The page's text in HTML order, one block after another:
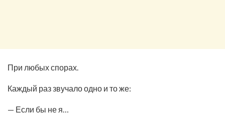
При любых спорах.
Каждый раз звучало одно и то же:
— Если бы не я…